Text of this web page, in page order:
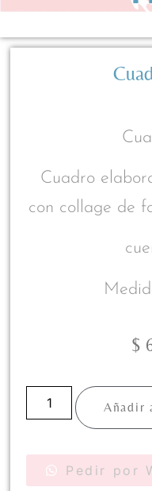
Cuadro
con collage de
$
Añadir
Pedir por